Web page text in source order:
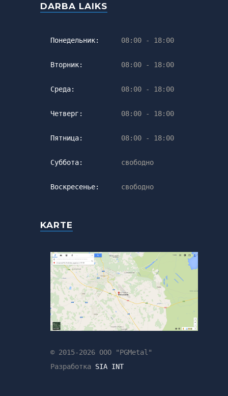
DARBA LAIKS
Понедельник: 08:00 - 18:00
Вторник: 08:00 - 18:00
Среда: 08:00 - 18:00
Четверг: 08:00 - 18:00
Пятница: 08:00 - 18:00
Суббота: свободно
Воскресенье: свободно
KARTE
© 2015-2026 ООО "PGMetal"
Разработка SIA INT